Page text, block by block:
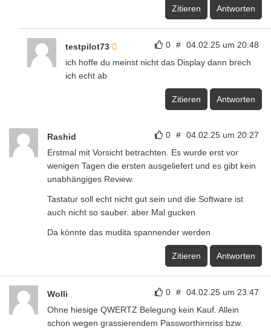
Zitieren Antworten
0 # 04.02.25 um 20:48
testpilot73
ich hoffe du meinst nicht das Display dann brech
ich echt ab
Zitieren Antworten
0 # 04.02.25 um 20:27
Rashid
Erstmal mit Vorsicht betrachten. Es wurde erst vor
wenigen Tagen die ersten ausgeliefert und es gibt kein
unabhängiges Review.
Tastatur soll echt nicht gut sein und die Software ist
auch nicht so sauber. aber Mal gucken
Da könnte das mudita spannender werden
Zitieren Antworten
0 # 04.02.25 um 23:47
Wolli
Ohne hiesige QWERTZ Belegung kein Kauf. Allein
schon wegen grassierendem Passworthirnriss bzw.